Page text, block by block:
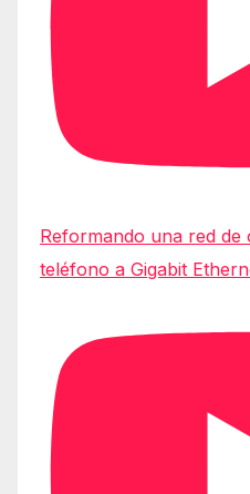
Reformando una red de
teléfono a Gigabit